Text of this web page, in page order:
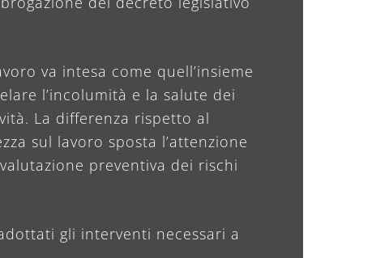
va intesa come quell’insieme
l’incolumità e la salute dei
La differenza rispetto al
sul lavoro sposta l’attenzione
preventiva dei rischi
gli interventi necessari a